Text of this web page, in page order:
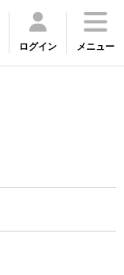
ログイン メニュー